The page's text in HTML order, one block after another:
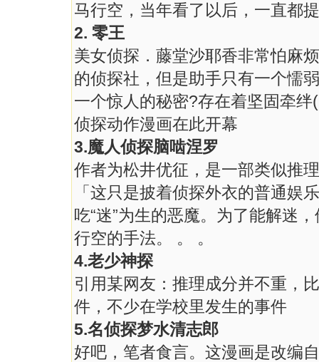
马行空，当年看了以后，一直都
2. 零王
美女侦探．藤堂沙耶香非常怕麻
的侦探社，但是助手只有一个懦
一个惊人的秘密?存在着坚固牵
侦探动作漫画在此开幕
3.魔人侦探脑啮涅罗
作者为松井优征，是一部类似推
「这只是披着侦探外衣的普通娱
吃“迷”为生的恶魔。为了能解迷
行空的手法。 。 。
4.老少神探
引用某网友：推理成分并不重，
件，不少在学校里发生的事件
5.名侦探梦水清志郎
好吧，笔者食言。这漫画是改编